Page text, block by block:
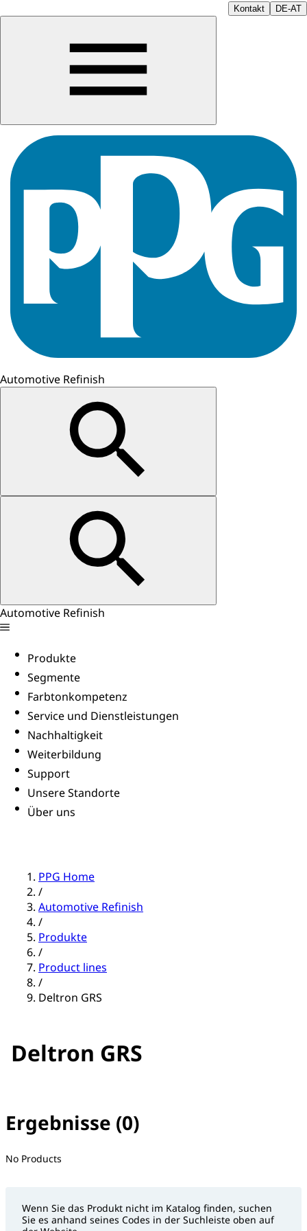
Kontakt DE-AT
Automotive Refinish
Automotive Refinish
Produkte
Segmente
Farbtonkompetenz
Service und Dienstleistungen
Nachhaltigkeit
Weiterbildung
Support
Unsere Standorte
Über uns
PPG Home
/
Automotive Refinish
/
Produkte
/
Product lines
/
Deltron GRS
Deltron GRS
Ergebnisse (0)
No filter(s) selected
No Products
Wenn Sie das Produkt nicht im Katalog finden, suchen
Sie es anhand seines Codes in der Suchleiste oben auf